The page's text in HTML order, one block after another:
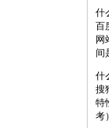
什
百
网
间
什
搜
特
考）